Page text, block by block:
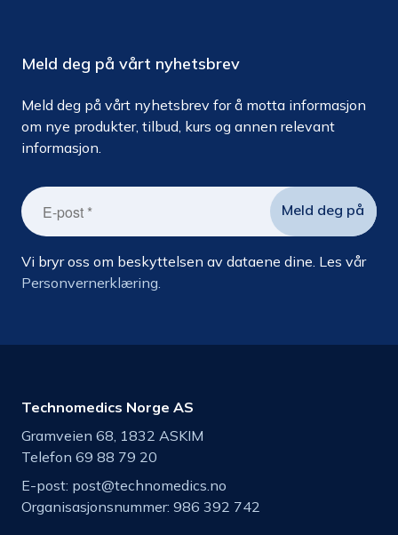
Meld deg på vårt nyhetsbrev
Meld deg på vårt nyhetsbrev for å motta informasjon
om nye produkter, tilbud, kurs og annen relevant
informasjon.
Vi bryr oss om beskyttelsen av dataene dine. Les vår
Personvernerklæring.
Technomedics Norge AS
Gramveien 68, 1832 ASKIM
Telefon 69 88 79 20
E-post: post@technomedics.no
Organisasjonsnummer: 986 392 742